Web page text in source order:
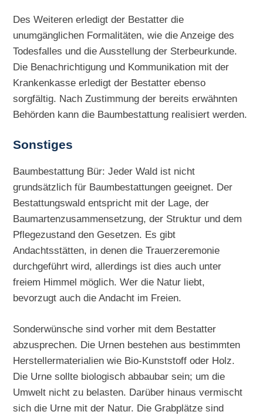
Des Weiteren erledigt der Bestatter die
unumgänglichen Formalitäten, wie die Anzeige des
Todesfalles und die Ausstellung der Sterbeurkunde.
Die Benachrichtigung und Kommunikation mit der
Krankenkasse erledigt der Bestatter ebenso
sorgfältig. Nach Zustimmung der bereits erwähnten
Behörden kann die Baumbestattung realisiert werden.
Sonstiges
Baumbestattung Bür: Jeder Wald ist nicht
grundsätzlich für Baumbestattungen geeignet. Der
Bestattungswald entspricht mit der Lage, der
Baumartenzusammensetzung, der Struktur und dem
Pflegezustand den Gesetzen. Es gibt
Andachtsstätten, in denen die Trauerzeremonie
durchgeführt wird, allerdings ist dies auch unter
freiem Himmel möglich. Wer die Natur liebt,
bevorzugt auch die Andacht im Freien.
Sonderwünsche sind vorher mit dem Bestatter
abzusprechen. Die Urnen bestehen aus bestimmten
Herstellermaterialien wie Bio-Kunststoff oder Holz.
Die Urne sollte biologisch abbaubar sein; um die
Umwelt nicht zu belasten. Darüber hinaus vermischt
sich die Urne mit der Natur. Die Grabplätze sind